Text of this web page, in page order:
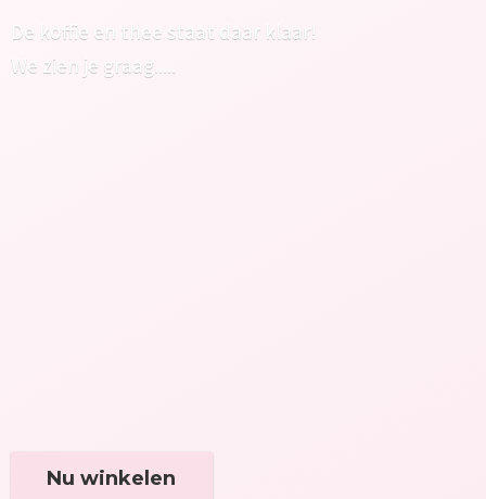
De koffie en thee staat daar klaar!
We zien je graag.....
Nu winkelen